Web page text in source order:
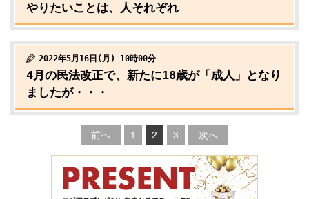
やりたいことは、人それぞれ
2022年5月16日(月) 10時00分
4月の民法改正で、新たに18歳が「成人」となり
ましたが・・・
前へ 1 2 3 次へ